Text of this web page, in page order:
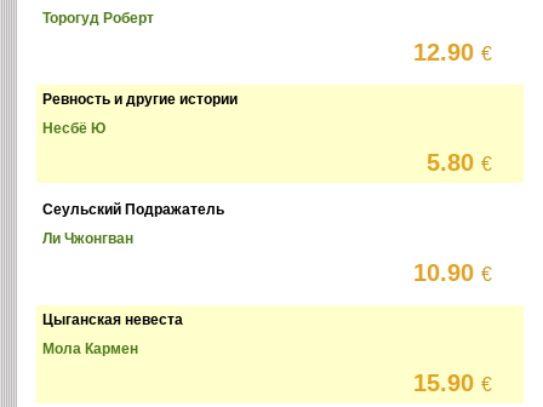
Торогуд Роберт
12.90€
Ревность и другие истории
Несбё Ю
5.80€
Сеульский Подражатель
Ли Чжонгван
10.90€
Цыганская невеста
Мола Кармен
15.90€